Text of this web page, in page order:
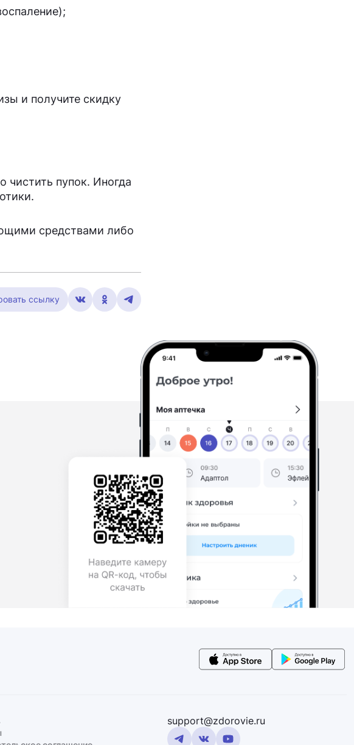
и получите скидку
чистить пупок. Иногда
средствами либо
ссылку
support@zdorovie.ru